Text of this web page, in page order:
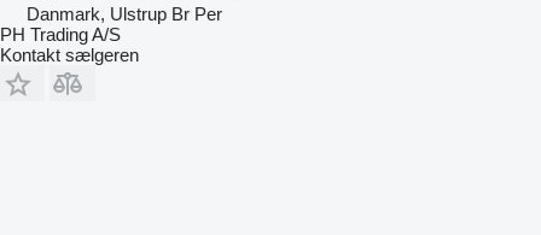
Danmark, Ulstrup Br Per
PH Trading A/S
Kontakt sælgeren